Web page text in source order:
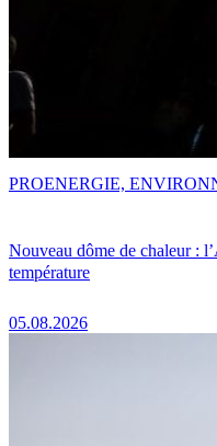
Nouveau dôme de chaleur :
température
05.08.2026
PROENERGIE,